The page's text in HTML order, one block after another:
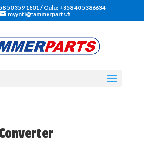
50 359 1801‬ / Oulu: +358 40 5386634
myynti@tammerparts.fi